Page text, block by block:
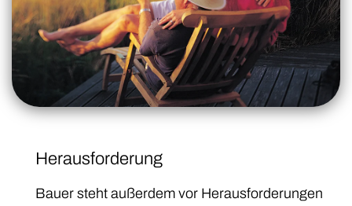
Herausforderung
Bauer steht außerdem vor Herausforderungen